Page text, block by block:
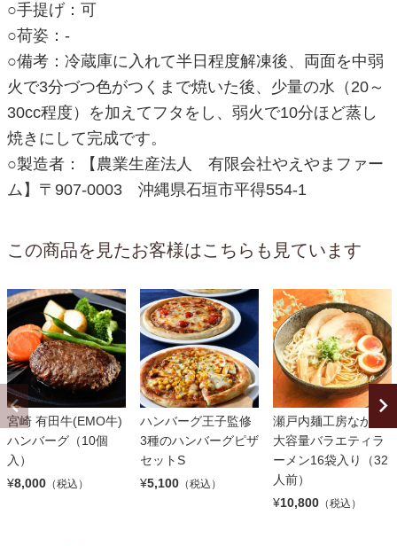
○手提げ：可
○荷姿：-
○備考：冷蔵庫に入れて半日程度解凍後、両面を中弱
火で3分づつ色がつくまで焼いた後、少量の水（20～
30cc程度）を加えてフタをし、弱火で10分ほど蒸し
焼きにして完成です。
○製造者：【農業生産法人 有限会社やえやまファー
ム】〒907-0003 沖縄県石垣市平得554-1
この商品を見たお客様はこちらも見ています
宮崎 有田牛(EMO牛)
ハンバーグ（10個
入）
¥8,000 （税込）
ハンバーグ王子監修
3種のハンバーグピザ
セットS
¥5,100 （税込）
瀬戸内麺工房なか川
大容量バラエティラ
ーメン16袋入り（32
人前）
¥10,800 （税込）